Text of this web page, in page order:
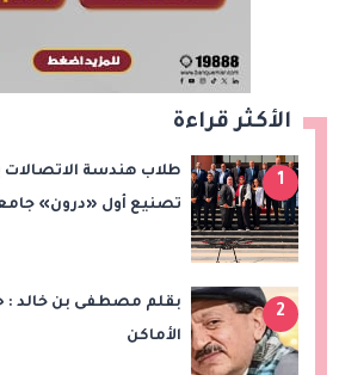
الأكثر قراءة
1
تصنيع أول «درون»
2
بقلم مصطفى بن خالد :
الأماكن